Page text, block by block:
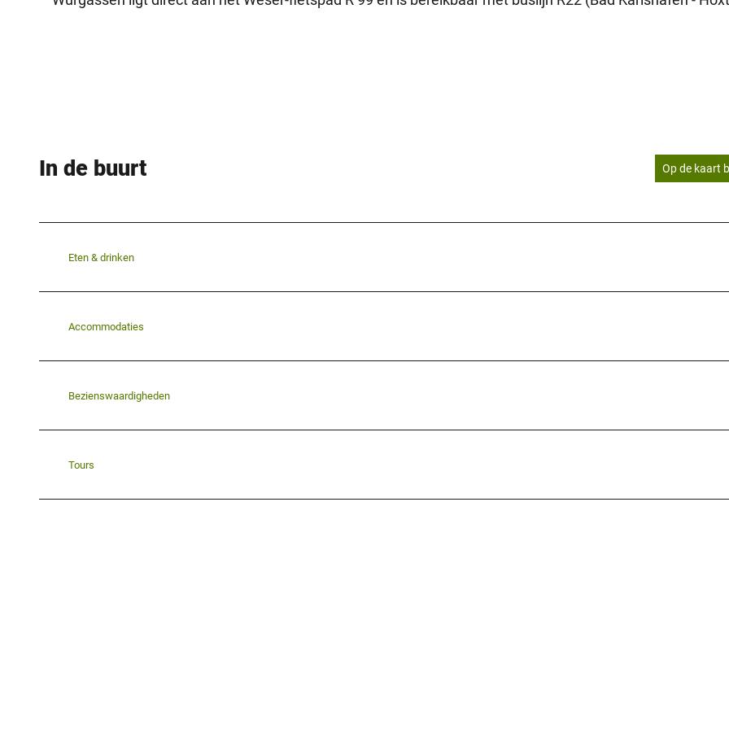
In de buurt Op de kaart
Eten & drinken
Accommodaties
Bezienswaardigheden
Tours